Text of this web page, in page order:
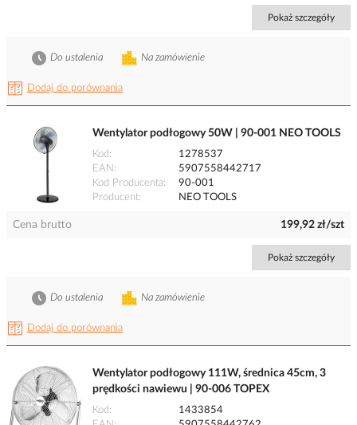
Pokaż szczegóły
Dodaj do porównania
Na zamówienie
Do ustalenia
Wentylator podłogowy 50W | 90-001 NEO TOOLS
Kod
1278537
EAN
5907558442717
Kod Producenta
90-001
Producent
NEO TOOLS
Cena brutto 199,92 zł/szt
Pokaż szczegóły
Dodaj do porównania
Na zamówienie
Do ustalenia
Wentylator podłogowy 111W, średnica 45cm, 3
prędkości nawiewu | 90-006 TOPEX
Kod
1433854